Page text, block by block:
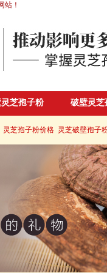
站！
芝孢子粉 破壁灵芝
灵芝孢子粉价格 灵芝破壁孢子